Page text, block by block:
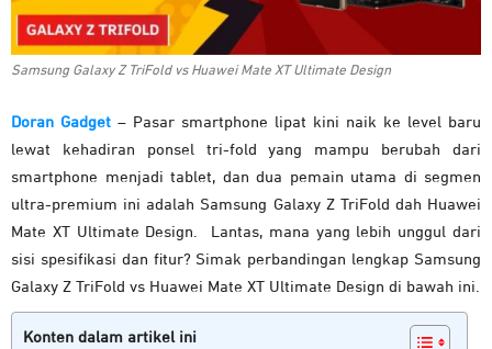
Samsung Galaxy Z TriFold vs Huawei Mate XT Ultimate Design
Doran Gadget – Pasar smartphone lipat kini naik ke level baru
lewat kehadiran ponsel tri-fold yang mampu berubah dari
smartphone menjadi tablet, dan dua pemain utama di segmen
ultra-premium ini adalah Samsung Galaxy Z TriFold dah Huawei
Mate XT Ultimate Design. Lantas, mana yang lebih unggul dari
sisi spesifikasi dan fitur? Simak perbandingan lengkap Samsung
Galaxy Z TriFold vs Huawei Mate XT Ultimate Design di bawah ini.
Konten dalam artikel ini